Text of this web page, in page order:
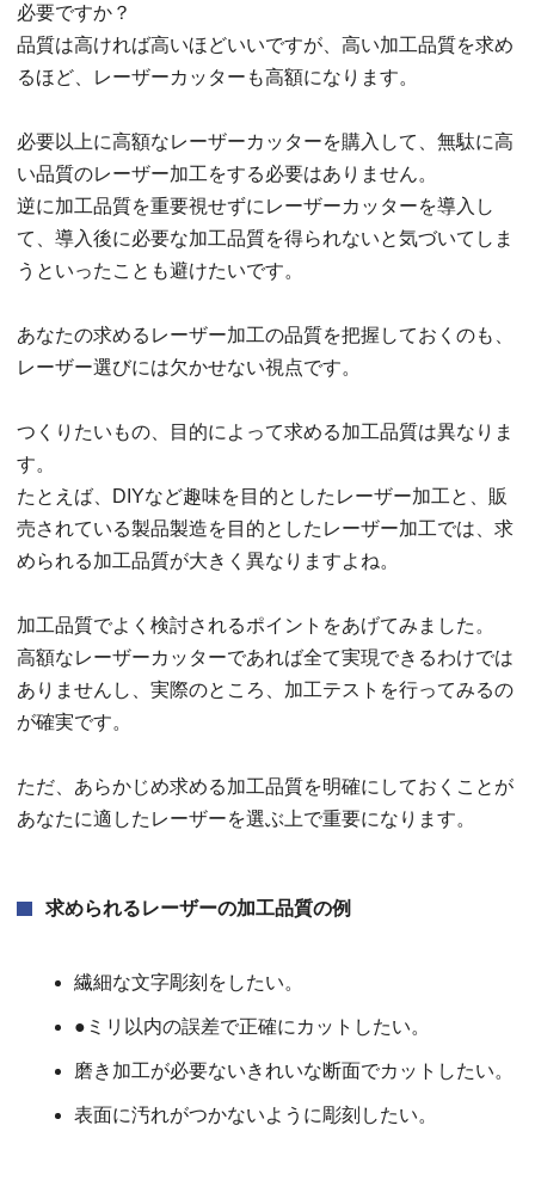
必要ですか？
品質は高ければ高いほどいいですが、高い加工品質を求め
るほど、レーザーカッターも高額になります。
必要以上に高額なレーザーカッターを購入して、無駄に高
い品質のレーザー加工をする必要はありません。
逆に加工品質を重要視せずにレーザーカッターを導入し
て、導入後に必要な加工品質を得られないと気づいてしま
うといったことも避けたいです。
あなたの求めるレーザー加工の品質を把握しておくのも、
レーザー選びには欠かせない視点です。
つくりたいもの、目的によって求める加工品質は異なりま
す。
たとえば、DIYなど趣味を目的としたレーザー加工と、販
売されている製品製造を目的としたレーザー加工では、求
められる加工品質が大きく異なりますよね。
加工品質でよく検討されるポイントをあげてみました。
高額なレーザーカッターであれば全て実現できるわけでは
ありませんし、実際のところ、加工テストを行ってみるの
が確実です。
ただ、あらかじめ求める加工品質を明確にしておくことが
あなたに適したレーザーを選ぶ上で重要になります。
求められるレーザーの加工品質の例
繊細な文字彫刻をしたい。
●ミリ以内の誤差で正確にカットしたい。
磨き加工が必要ないきれいな断面でカットしたい。
表面に汚れがつかないように彫刻したい。